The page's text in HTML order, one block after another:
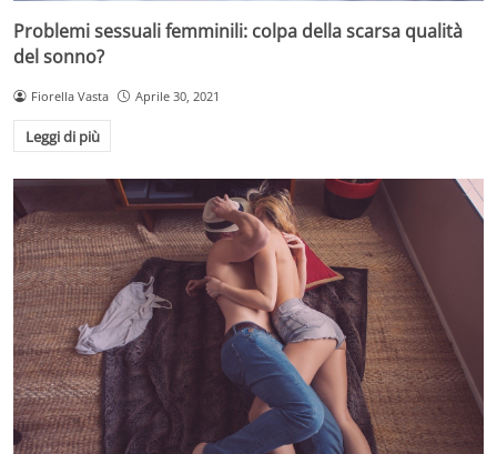
Problemi sessuali femminili: colpa della scarsa qualità
del sonno?
Fiorella Vasta Aprile 30, 2021
Leggi di più